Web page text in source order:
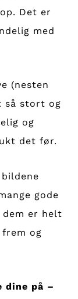
Det er
med
(nesten
så stort og
og
det før.
gode
er helt
og
dine på –